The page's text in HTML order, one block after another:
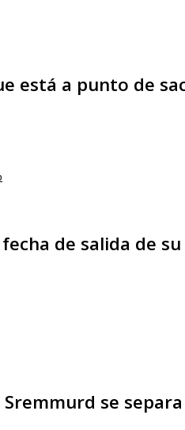
está a punto de
de salida de
se separa